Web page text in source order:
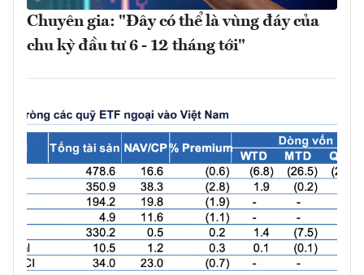
Chuyên gia: "Đây có thể là vùng đáy của
chu kỳ đầu tư 6 - 12 tháng tới"